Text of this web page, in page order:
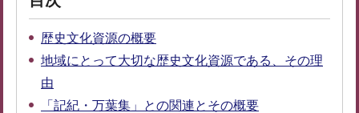
歴史文化資源の概要
地域にとって大切な歴史文化資源である、その理
由
「記紀・万葉集」との関連とその概要